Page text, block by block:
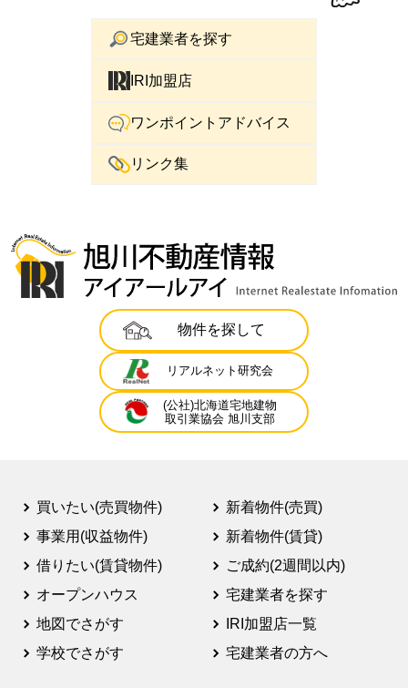
宅建業者を探す
IRI加盟店
ワンポイントアドバイス
リンク集
物件を探して
リアルネット研究会
(公社)北海道宅地建物
取引業協会 旭川支部
買いたい(売買物件)
事業用(収益物件)
借りたい(賃貸物件)
オープンハウス
地図でさがす
学校でさがす
新着物件(売買)
新着物件(賃貸)
ご成約(2週間以内)
宅建業者を探す
IRI加盟店一覧
宅建業者の方へ